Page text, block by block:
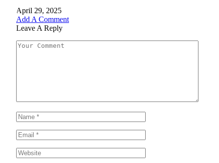
April 29, 2025
Add A Comment
Leave A Reply